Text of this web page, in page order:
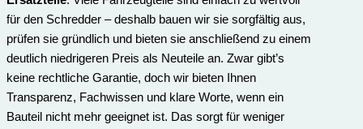
für den Schredder – deshalb bauen wir sie sorgfältig aus,
prüfen sie gründlich und bieten sie anschließend zu einem
deutlich niedrigeren Preis als Neuteile an. Zwar gibt’s
keine rechtliche Garantie, doch wir bieten Ihnen
Transparenz, Fachwissen und klare Worte, wenn ein
Bauteil nicht mehr geeignet ist. Das sorgt für weniger